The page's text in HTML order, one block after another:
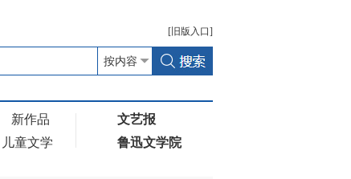
[ 旧版 入口]
新作品
儿童文学
文艺报
鲁迅文学院